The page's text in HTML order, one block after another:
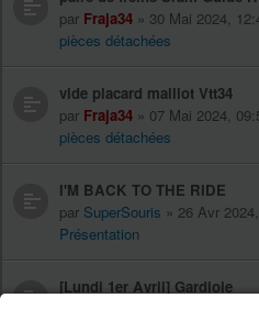
par Fraja34 » 30 Mai 2024,
pièces détachées
vide placard maillot Vtt34
par Fraja34 » 07 Mai 2024,
pièces détachées
I'M BACK TO THE RIDE
par SuperSouris » 26 Avr
Présentation
[Lundi 1er Avril] Gardiole